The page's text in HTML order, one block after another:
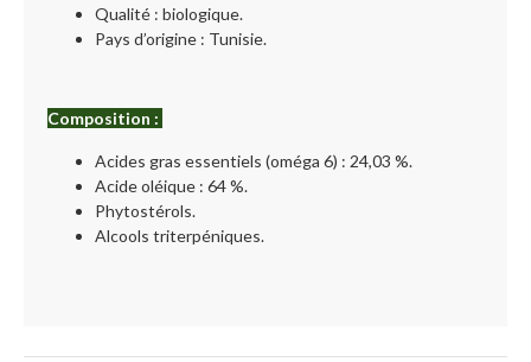
Qualité : biologique.
Pays d’origine : Tunisie.
Composition :
Acides gras essentiels (oméga 6) : 24,03 %.
Acide oléique : 64 %.
Phytostérols.
Alcools triterpéniques.